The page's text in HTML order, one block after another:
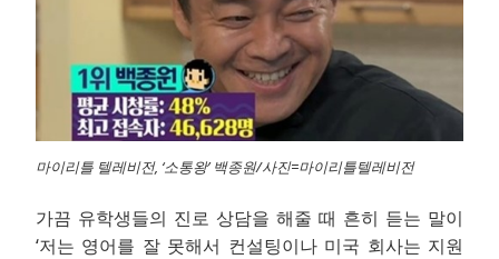
마이리틀 텔레비전, ‘소통왕’ 백종원/사진=마이리틀텔레비전
가끔 유학생들의 진로 상담을 해줄 때 흔히 듣는 말이
‘저는 영어를 잘 못해서 컨설팅이나 미국 회사는 지원